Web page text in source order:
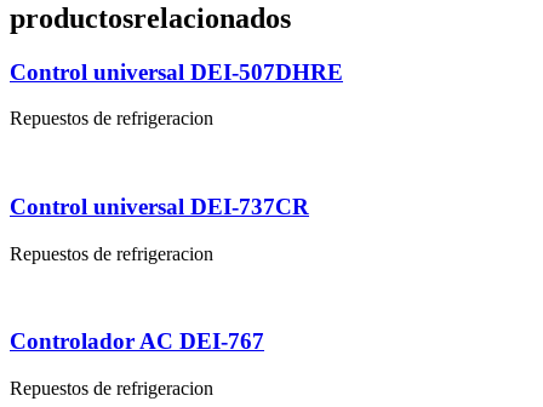
productosrelacionados
Control universal DEI-507DHRE
Repuestos de refrigeracion
Control universal DEI-737CR
Repuestos de refrigeracion
Controlador AC DEI-767
Repuestos de refrigeracion